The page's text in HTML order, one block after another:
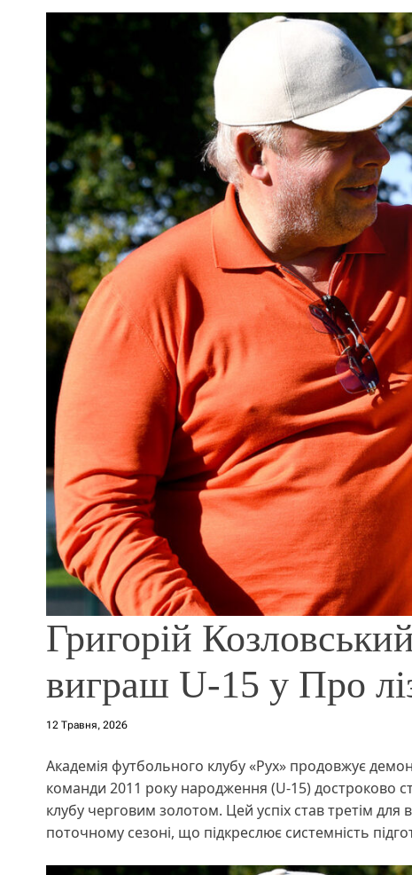
Григорій
виграш U-15 у Про
12 Травня, 2026
Академія футбольного клубу «Рух» продовжує
команди 2011 року народження (U-15)
клубу черговим золотом. Цей успіх став третім для
поточному сезоні, що підкреслює системність